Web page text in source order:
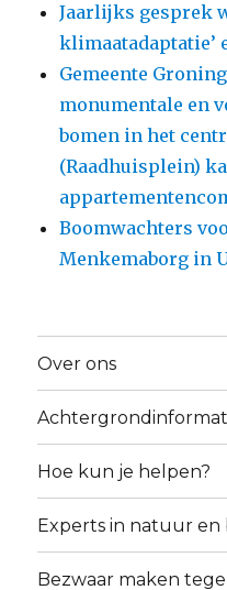
Jaarlijks gesprek
klimaatadaptatie’
Gemeente
monumentale en
bomen in het
(Raadhuisplein)
Boomwachters
Menkemaborg in
Over ons
Hoe kun je helpen?
Experts in natuur en
Bezwaar maken